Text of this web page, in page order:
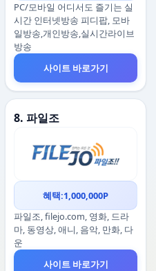
PC/모바일 어디서도 즐기는 실
시간 인터넷방송 피디팝, 모바
일방송,개인방송,실시간라이브
방송
사이트 바로가기
8. 파일조
혜택:1,000,000P
파일조, filejo.com, 영화, 드라
마, 동영상, 애니, 음악, 만화, 다
운
사이트 바로가기